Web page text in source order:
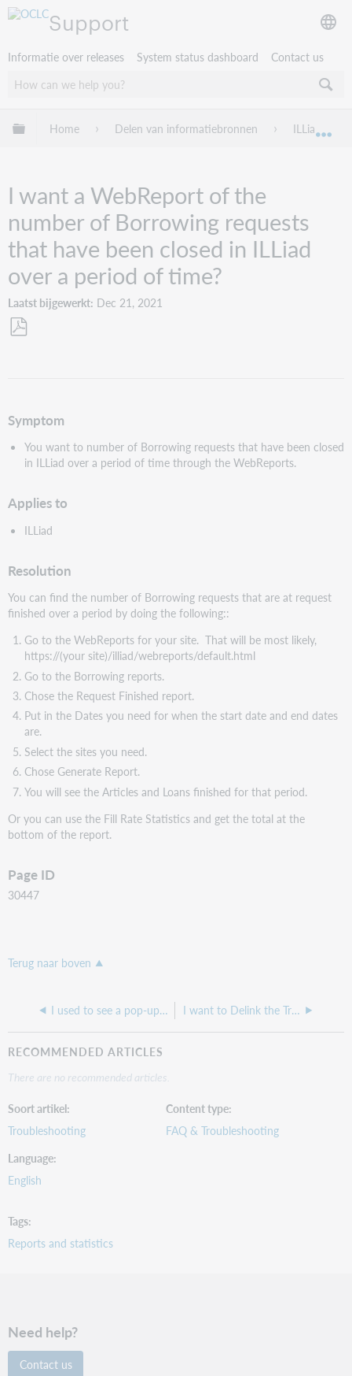
Support
Informatie over releases System status dashboard Contact us
Mondiale hiërarchie uitvouwen / samenvouwen
Home Delen van informatiebronnen ILLiad
I want a WebReport of the
number of Borrowing requests
that have been closed in ILLiad
over a period of time?
Laatst bijgewerkt Dec 21, 2021
Symptom
You want to number of Borrowing requests that have been closed
in ILLiad over a period of time through the WebReports.
Applies to
ILLiad
Resolution
You can find the number of Borrowing requests that are at request
finished over a period by doing the following::
Go to the WebReports for your site. That will be most likely,
https://(your site)/illiad/webreports/default.html
Go to the Borrowing reports.
Chose the Request Finished report.
Put in the Dates you need for when the start date and end dates
are.
Select the sites you need.
Chose Generate Report.
You will see the Articles and Loans finished for that period.
Or you can use the Fill Rate Statistics and get the total at the
bottom of the report.
Page ID
30447
Terug naar boven
I used to see a pop-up window when printing asking me if I want to print or cancel, but I cannot see it anymore? I want to Delink the Transactions from my users, how do I do this if I am a Hosted site?
RECOMMENDED ARTICLES
There are no recommended articles.
Soort artikel
Troubleshooting
Content type
FAQ & Troubleshooting
Language
English
Tags
Reports and statistics
Need help?
Contact us